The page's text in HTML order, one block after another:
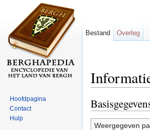
Weergegeven
Bestand Overleg
Hoofdpagina
Contact
Hulp